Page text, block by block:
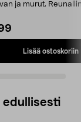
ja murut.
Lisää ostoskoriin
edullisesti